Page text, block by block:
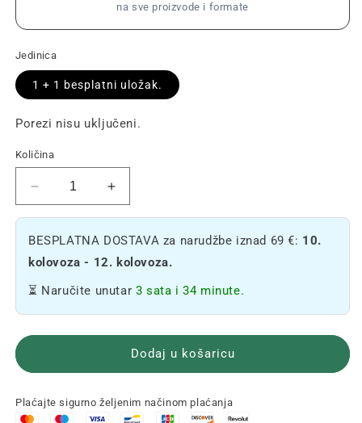
na sve proizvode i formate
Jedinica
1 + 1 besplatni uložak.
Porezi nisu uključeni.
Količina
Smanjite
količinu
kreme
od
u
patroni
Povećajte
količinu
kreme
od
u
patroni
BESPLATNA DOSTAVA za narudžbe iznad 69 €: 10.
kolovoza - 12. kolovoza.
⏳ Naručite unutar 3 sata i 34 minute.
Dodaj u košaricu
Plaćajte sigurno željenim načinom plaćanja